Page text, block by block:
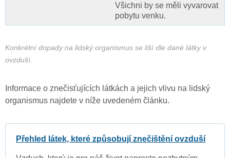
Všichni by se měli vyvarovat
pobytu venku.
Konkrétní dopady na lidský organismus se liší dle dané látky v
ovzduší.
Informace o znečisťujících látkách a jejich vlivu na lidský
organismus najdete v níže uvedeném článku.
Přehled látek, které způsobují znečištění ovzduší